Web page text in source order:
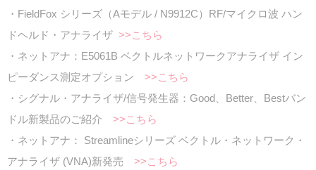
・FieldFox シリーズ（Aモデル / N9912C）RF/マイクロ波 ハン
ドヘルド・アナライザ >>こちら
・ネットアナ：E5061B ベクトルネットワークアナライザ イン
ピーダンス測定オプション >>こちら
・シグナル・アナライザ/信号発生器：Good、Better、Bestバン
ドル新製品のご紹介 >>こちら
・ネットアナ： Streamlineシリーズ ベクトル・ネットワーク・
アナライザ (VNA)新発売 >>こちら